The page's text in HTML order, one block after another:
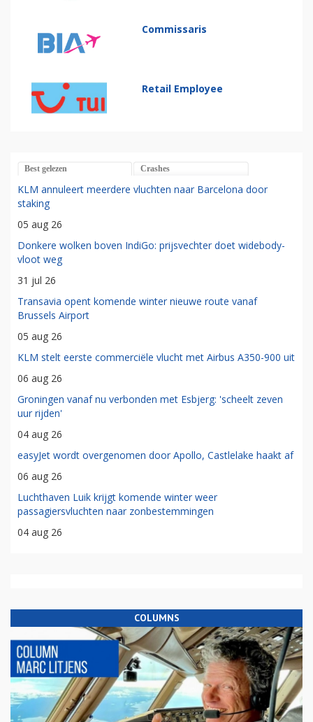
Commissaris
Retail Employee
Best gelezen Crashes
KLM annuleert meerdere vluchten naar Barcelona door
staking
05 aug 26
Donkere wolken boven IndiGo: prijsvechter doet widebody-
vloot weg
31 jul 26
Transavia opent komende winter nieuwe route vanaf
Brussels Airport
05 aug 26
KLM stelt eerste commerciële vlucht met Airbus A350-900 uit
06 aug 26
Groningen vanaf nu verbonden met Esbjerg: 'scheelt zeven
uur rijden'
04 aug 26
easyJet wordt overgenomen door Apollo, Castlelake haakt af
06 aug 26
Luchthaven Luik krijgt komende winter weer
passagiersvluchten naar zonbestemmingen
04 aug 26
COLUMNS